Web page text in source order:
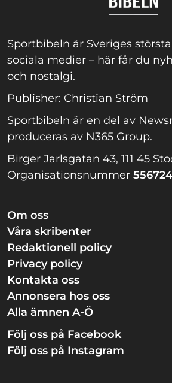
Sportbibeln är Sveriges
sociala medier – här får du
och nostalgi.
Publisher: Christian Ström
Sportbibeln är en del av
produceras av N365 Group.
Birger Jarlsgatan 43, 111 45
Organisationsnummer
Om oss
Våra skribenter
Redaktionell policy
Privacy policy
Kontakta oss
Annonsera hos oss
Alla ämnen A-Ö
Följ oss på Facebook
Följ oss på Instagram